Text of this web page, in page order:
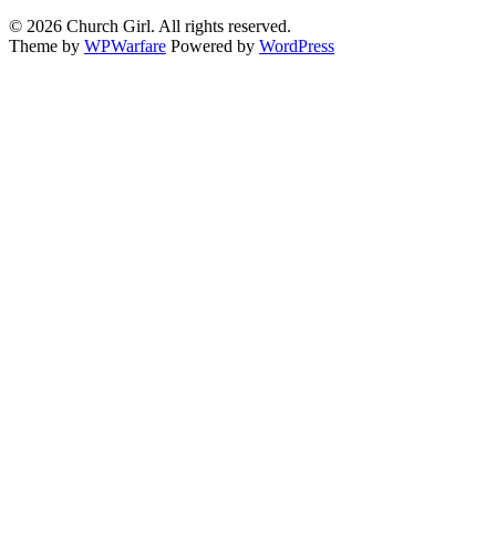
© 2026 Church Girl. All rights reserved.
Theme by WPWarfare Powered by WordPress